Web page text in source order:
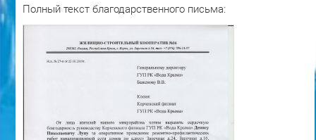
Полный текст благодарственного письма: